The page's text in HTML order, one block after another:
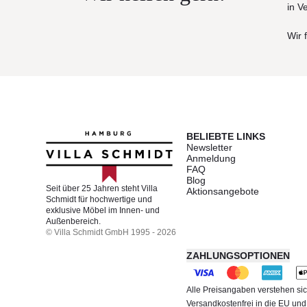
in
Wir
Seit über 25 Jahren steht Villa
Schmidt für hochwertige und
exklusive Möbel im Innen- und
Außenbereich.
© Villa Schmidt GmbH 1995 - 2026
BELIEBTE LINKS
Newsletter
Anmeldung
FAQ
Blog
Aktionsangebote
ZAHLUNGSOPTIONEN
Alle Preisangaben verstehen
Versandkostenfrei in die EU